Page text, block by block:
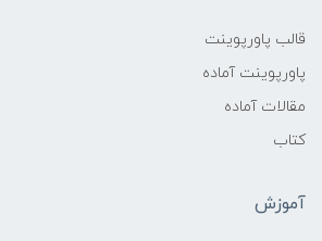
قالب پاورپوینت
پاورپوینت آماده
مقالات آماده
کتاب
آموزش